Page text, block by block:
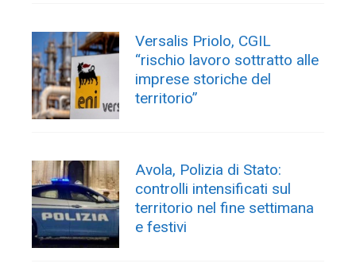
Versalis Priolo, CGIL
“rischio lavoro sottratto alle
imprese storiche del
territorio”
Avola, Polizia di Stato:
controlli intensificati sul
territorio nel fine settimana
e festivi